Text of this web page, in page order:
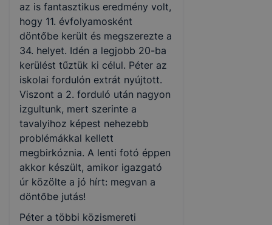
az is fantasztikus eredmény volt,
hogy 11. évfolyamosként
döntőbe került és megszerezte a
34. helyet. Idén a legjobb 20-ba
kerülést tűztük ki célul. Péter az
iskolai fordulón extrát nyújtott.
Viszont a 2. forduló után nagyon
izgultunk, mert szerinte a
tavalyihoz képest nehezebb
problémákkal kellett
megbirkóznia. A lenti fotó éppen
akkor készült, amikor igazgató
úr közölte a jó hírt: megvan a
döntőbe jutás!
Péter a többi közismereti